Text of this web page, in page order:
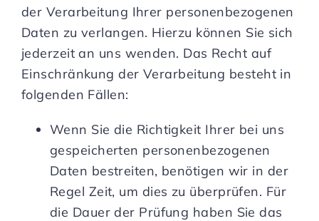
der Verarbeitung Ihrer personenbezogenen
Daten zu verlangen. Hierzu können Sie sich
jederzeit an uns wenden. Das Recht auf
Einschränkung der Verarbeitung besteht in
folgenden Fällen:
Wenn Sie die Richtigkeit Ihrer bei uns
gespeicherten personenbezogenen
Daten bestreiten, benötigen wir in der
Regel Zeit, um dies zu überprüfen. Für
die Dauer der Prüfung haben Sie das